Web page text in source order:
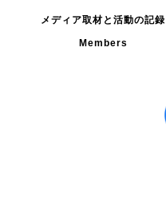
メディア取材と活動の記録
Members